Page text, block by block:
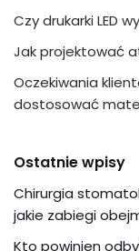
Czy drukarki LED
Jak projektować
Oczekiwania
dostosować
Ostatnie wpisy
Chirurgia
jakie zabiegi
Kto powinien